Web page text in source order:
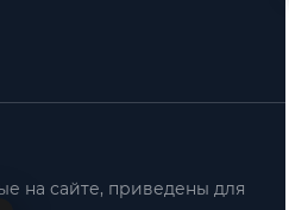
на сайте, приведены для